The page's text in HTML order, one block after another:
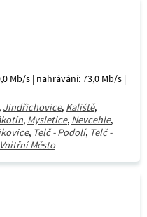
Mb/s | nahrávání: 73,0 Mb/s |
Jindřichovice, Kaliště,
, Mysletice, Nevcehle,
, Telč - Podolí, Telč -
Město